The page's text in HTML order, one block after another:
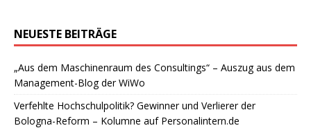
NEUESTE BEITRÄGE
„Aus dem Maschinenraum des Consultings“ – Auszug aus dem
Management-Blog der WiWo
Verfehlte Hochschulpolitik? Gewinner und Verlierer der
Bologna-Reform – Kolumne auf Personalintern.de